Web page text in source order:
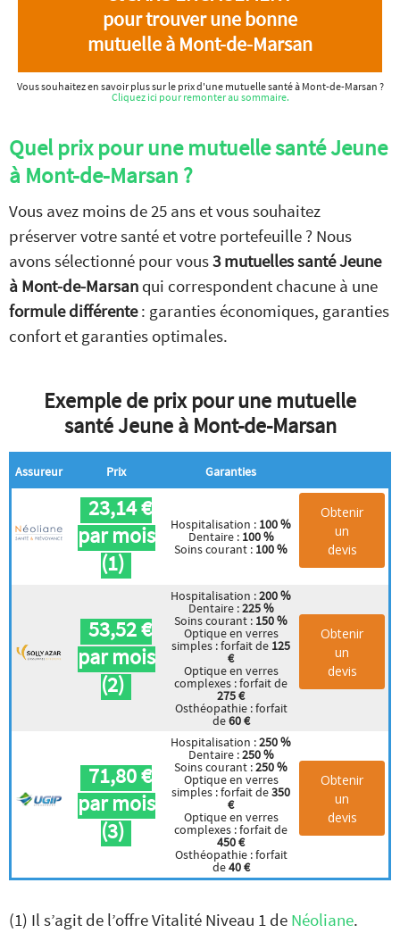
pour trouver une bonne
mutuelle à Mont-de-Marsan
Vous souhaitez en savoir plus sur le prix d'une mutuelle santé à Mont-de-Marsan ?
Cliquez ici pour remonter au sommaire.
Quel prix pour une mutuelle santé Jeune
à Mont-de-Marsan ?
Vous avez moins de 25 ans et vous souhaitez
préserver votre santé et votre portefeuille ? Nous
avons sélectionné pour vous3 mutuelles santé Jeune
à Mont-de-Marsan qui correspondent chacune à une
formule différente: garanties économiques, garanties
confort et garanties optimales.
Exemple de prix pour une mutuelle
santé Jeune à Mont-de-Marsan
Assureur Prix Garanties
23,14 €
par mois
(1)
Hospitalisation : 100 %
Dentaire : 100 %
Soins courant : 100 %
Obtenir
un
devis
53,52 €
par mois
(2)
Hospitalisation :200 %
Dentaire :225 %
Soins courant : 150 %
Optique en verres
simples : forfait de 125
€
Optique en verres
complexes : forfait de
275 €
Osthéopathie : forfait
de60 €
Obtenir
un
devis
71,80 €
par mois
(3)
Hospitalisation :250 %
Dentaire :250 %
Soins courant :250 %
Optique en verres
simples : forfait de350
€
Optique en verres
complexes : forfait de
450 €
Osthéopathie : forfait
de40 €
Obtenir
un
devis
(1) Il s’agit de l’offre Vitalité Niveau 1 de Néoliane.